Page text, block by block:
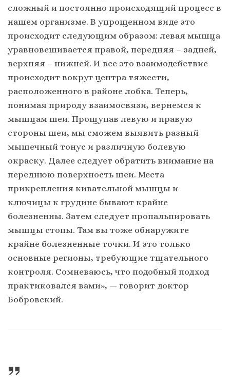
сложный и постоянно происходящий процесс в
нашем организме. В упрощенном виде это
происходит следующим образом: левая мышца
уравновешивается правой, передняя – задней,
верхняя – нижней. И все это взаимодействие
происходит вокруг центра тяжести,
расположенного в районе лобка. Теперь,
понимая природу взаимосвязи, вернемся к
мышцам шеи. Прощупав левую и правую
стороны шеи, мы сможем выявить разный
мышечный тонус и различную болевую
окраску. Далее следует обратить внимание на
переднюю поверхность шеи. Места
прикрепления кивательной мышцы и
ключицы к грудине бывают крайне
болезненны. Затем следует пропальпировать
мышцы стопы. Там вы тоже обнаружите
крайне болезненные точки. И это только
основные регионы, требующие тщательного
контроля. Сомневаюсь, что подобный подход
практиковался вами», — говорит доктор
Бобровский.